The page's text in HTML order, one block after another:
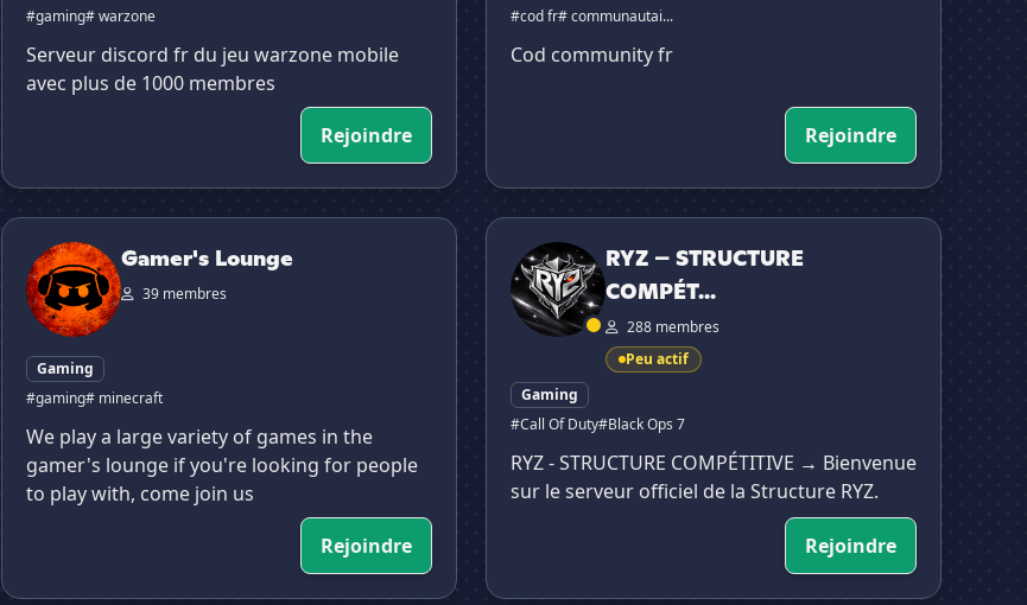
#gaming# warzone
Serveur discord fr du jeu warzone mobile
avec plus de 1000 membres
Rejoindre
#cod fr# communautai...
Cod community fr
Rejoindre
Gamer's Lounge
Gamer's Lounge
39 membres
Gaming
#gaming# minecraft
We play a large variety of games in the
gamer's lounge if you're looking for people
to play with, come join us
Rejoindre
RYZ – STRUCTURE COMPÉTITIVE
RYZ – STRUCTURE
COMPÉT...
288 membres
Peu actif
Gaming
#Call Of Duty#Black Ops 7
RYZ - STRUCTURE COMPÉTITIVE → Bienvenue
sur le serveur officiel de la Structure RYZ.
Rejoindre